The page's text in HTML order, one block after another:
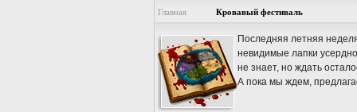
Главная Кровавый фестиваль
Последняя летняя
невидимые лапки
не знает, но ждать
А пока мы ждем,